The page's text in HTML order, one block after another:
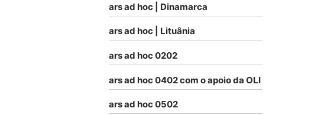
ars ad hoc | Dinamarca
ars ad hoc | Lituânia
ars ad hoc 0202
ars ad hoc 0402 com o apoio da OLI
ars ad hoc 0502